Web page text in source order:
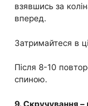
взявшись за
вперед.
Затримайтеся в
Після 8-10
спиною.
9. Скручування –